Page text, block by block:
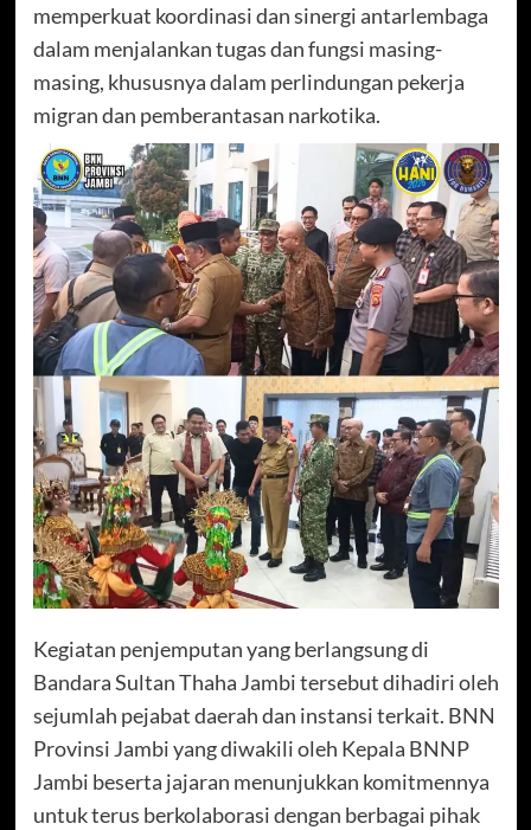
memperkuat koordinasi dan sinergi antarlembaga
dalam menjalankan tugas dan fungsi masing-
masing, khususnya dalam perlindungan pekerja
migran dan pemberantasan narkotika.
Kegiatan penjemputan yang berlangsung di
Bandara Sultan Thaha Jambi tersebut dihadiri oleh
sejumlah pejabat daerah dan instansi terkait. BNN
Provinsi Jambi yang diwakili oleh Kepala BNNP
Jambi beserta jajaran menunjukkan komitmennya
untuk terus berkolaborasi dengan berbagai pihak